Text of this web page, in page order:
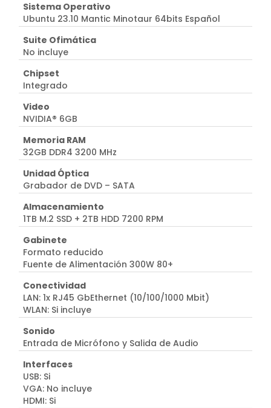
Sistema Operativo
Ubuntu 23.10 Mantic Minotaur 64bits Español
Suite Ofimática
No incluye
Chipset
Integrado
Video
NVIDIA® 6GB
Memoria RAM
32GB DDR4 3200 MHz
Unidad Óptica
Grabador de DVD – SATA
Almacenamiento
1TB M.2 SSD + 2TB HDD 7200 RPM
Gabinete
Formato reducido
Fuente de Alimentación 300W 80+
Conectividad
LAN: 1x RJ45 GbEthernet (10/100/1000 Mbit)
WLAN: Si incluye
Sonido
Entrada de Micrófono y Salida de Audio
Interfaces
USB: Si
VGA: No incluye
HDMI: Si